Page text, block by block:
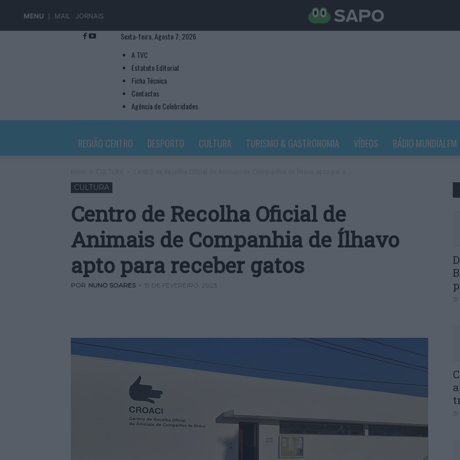
MENU MAIL JORNAIS
Sexta-feira, Agosto 7, 2026
A TVC
Estatuto Editorial
Ficha Técnica
Contactos
Agência de Celebridades
REGIÃO CENTRO DESPORTO CULTURA TURISMO & GASTRONOMIA VÍDEOS RÁDIO MUNDIALFM
CULTURA
Centro de Recolha Oficial de
Animais de Companhia de Ílhavo
apto para receber gatos
POR NUNO SOARES - 19 DE FEVEREIRO, 2023